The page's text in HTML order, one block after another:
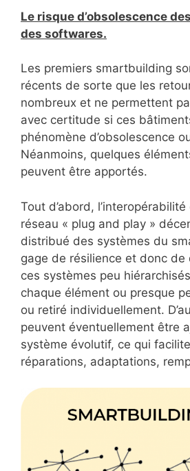
Le risque d’obsolescence
des softwares.
Les premiers smartbuilding
récents de sorte que les
nombreux et ne permettent
avec certitude si ces
phénomène d’obsolescence
Néanmoins, quelques
peuvent être apportés.
Tout d’abord,
réseau « plug and play »
distribué des systèmes du
gage de résilience et donc de
ces systèmes peu
chaque élément ou presque
ou retiré individuellement.
peuvent éventuellement être
système évolutif, ce qui
réparations, adaptations,